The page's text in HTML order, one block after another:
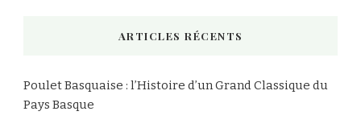
ARTICLES RÉCENTS
Poulet Basquaise : l’Histoire d’un Grand Classique du
Pays Basque